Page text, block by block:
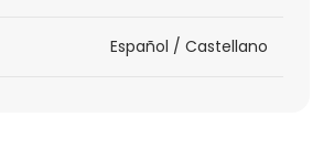
Español / Castellano